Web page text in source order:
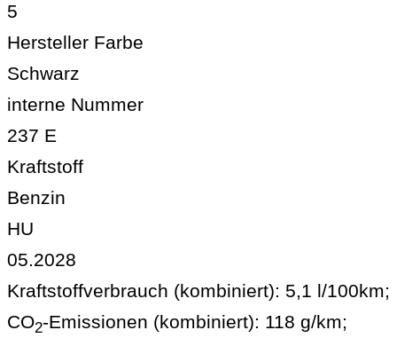
5
Hersteller Farbe
Schwarz
interne Nummer
237 E
Kraftstoff
Benzin
HU
05.2028
Kraftstoffverbrauch (kombiniert): 5,1 l/100km;
CO2-Emissionen (kombiniert): 118 g/km;